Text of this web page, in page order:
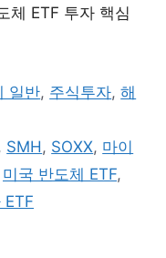
체 ETF 투자 핵심
일반, 주식투자,해
SMH, SOXX, 마이
미국 반도체 ETF,
ETF